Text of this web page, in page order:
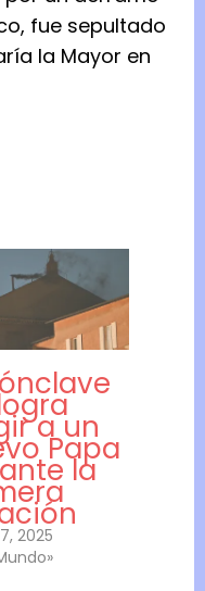
fue sepultado
la Mayor en
a un
Papa
la
2025